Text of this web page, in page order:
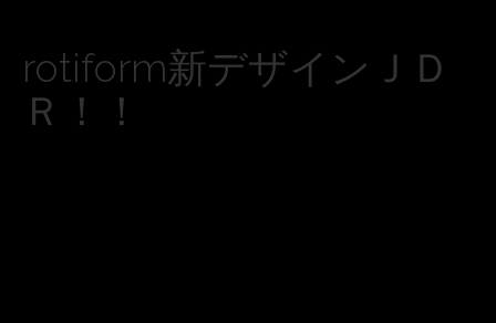
rotiform新デザインＪＤ
Ｒ！！